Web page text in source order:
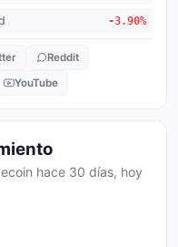
-3.90%
Reddit
YouTube
hace 30 días, hoy